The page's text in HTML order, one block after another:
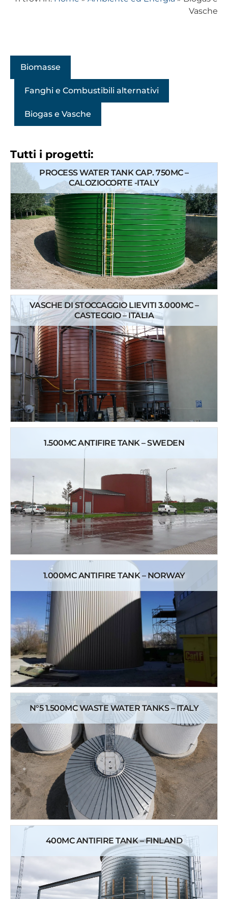
Vasche
Biomasse
Fanghi e Combustibili alternativi
Biogas e Vasche
Tutti i progetti:
PROCESS WATER TANK CAP. 750MC –
CALOZIOCORTE -ITALY
VASCHE DI STOCCAGGIO LIEVITI 3.000MC –
CASTEGGIO – ITALIA
1.500MC ANTIFIRE TANK – SWEDEN
1.000MC ANTIFIRE TANK – NORWAY
N°5 1.500MC WASTE WATER TANKS – ITALY
400MC ANTIFIRE TANK – FINLAND